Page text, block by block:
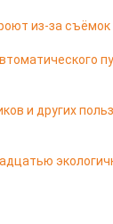
из-за
и других